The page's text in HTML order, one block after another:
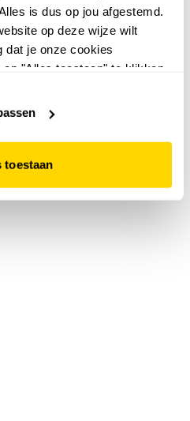
is dus op jou afgestemd.
op deze wijze wilt
dat je onze cookies
"Alles toestaan" te klikken.
toestaan